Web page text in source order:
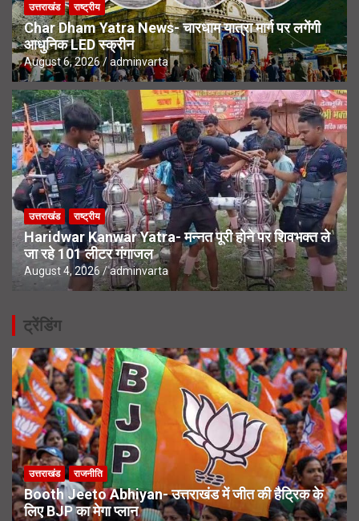
उत्तराखंड राष्ट्रीय
Char Dham Yatra News- चारधाम यात्रा मार्ग पर लगेंगी
आधुनिक LED स्क्रीन
August 6, 2026 adminvarta
उत्तराखंड राष्ट्रीय
Haridwar Kanwar Yatra- मन्नत पूरी होने पर शिवभक्त ले
जा रहे 101 लीटर गंगाजल
August 4, 2026 adminvarta
ट्रेंडिंग
उत्तराखंड राजनीति
Booth Jeeto Abhiyan- उत्तराखंड में जीत की हैट्रिक के
लिए BJP का मेगा प्लान